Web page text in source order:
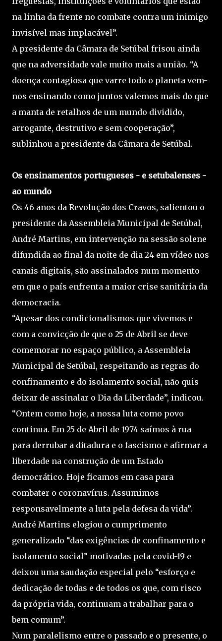
na linha da frente no combate contra um inimigo
invisível mas implacável”.
A presidente da Câmara de Setúbal frisou ainda
que na adversidade vale muito mais a união. “A
doença contagiosa que varre todo o planeta vem-
nos ensinando como juntos valemos mais do que
a manta de retalhos de um mundo dividido,
arrogante, destrutivo e sem cooperação”,
sublinhou a presidente da Câmara de Setúbal.
Os ensinamentos portugueses - e setubalenses -
ao mundo
Os 46 anos da Revolução dos Cravos, salientou o
presidente da Assembleia Municipal de Setúbal,
André Martins, em intervenção na sessão solene
difundida ao final da noite de dia 24 em vídeo nos
canais digitais, são assinalados num momento
em que o país enfrenta a maior crise sanitária da
democracia.
“Apesar dos condicionalismos que vivemos e
com a convicção de que o 25 de Abril se deve
comemorar no espaço público, a Assembleia
Municipal de Setúbal, respeitando as regras do
confinamento e do isolamento social, não quis
deixar de assinalar o Dia da Liberdade”, indicou.
“Ontem como hoje, a nossa luta como povo
continua. Em 25 de Abril de 1974 saímos à rua
para derrubar a ditadura e o fascismo e afirmar a
liberdade na construção de um Estado
democrático. Hoje ficamos em casa para
combater o coronavírus. Assumimos
responsavelmente a luta pela defesa da vida”.
André Martins elogiou o cumprimento
generalizado “das exigências de confinamento e
isolamento social” motivadas pela covid-19 e
deixou uma saudação especial pelo “esforço e
dedicação de todas e de todos os que, com risco
da própria vida, continuam a trabalhar para o
bem comum”.
Num paralelismo entre o passado e o presente, o